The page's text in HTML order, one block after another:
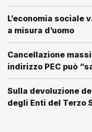
L’economia sociale
a misura d’uomo
Cancellazione
indirizzo PEC può
Sulla devoluzione
degli Enti del Terzo